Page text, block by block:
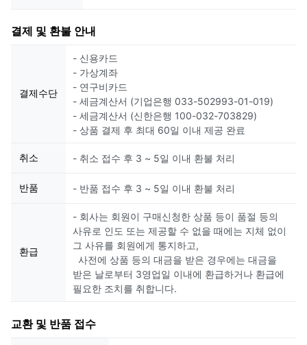
결제 및 환불 안내
결제수단
- 신용카드
- 가상계좌
- 연구비카드
- 세금계산서 (기업은행 033-502993-01-019)
- 세금계산서 (신한은행 100-032-703829)
- 상품 결제 후 최대 60일 이내 제공 완료
취소 - 취소 접수 후 3 ~ 5일 이내 환불 처리
반품 - 반품 접수 후 3 ~ 5일 이내 환불 처리
환급
- 회사는 회원이 구매신청한 상품 등이 품절 등의
사유로 인도 또는 제공할 수 없을 때에는 지체 없이
그 사유를 회원에게 통지하고,
사전에 상품 등의 대금을 받은 경우에는 대금을
받은 날로부터 3영업일 이내에 환급하거나 환급에
필요한 조치를 취합니다.
교환 및 반품 접수